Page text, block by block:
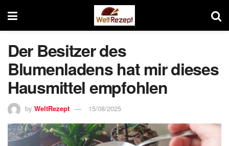
Der Besitzer des
Blumenladens hat mir dieses
Hausmittel empfohlen
by WeltRezept 15/08/2025